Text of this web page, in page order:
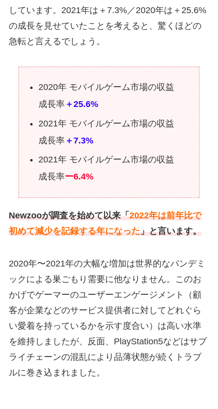
しています。2021年は＋7.3%／2020年は＋25.6%
の成長を見せていたことを考えると、驚くほどの
急転と言えるでしょう。
2020年 モバイルゲーム市場の収益
成長率＋25.6%
2021年 モバイルゲーム市場の収益
成長率＋7.3%
2021年 モバイルゲーム市場の収益
成長率ー6.4%
Newzooが調査を始めて以来「2022年は前年比で
初めて減少を記録する年になった」と言います。
2020年〜2021年の大幅な増加は世界的なパンデミ
ックによる巣ごもり需要に他なりません。このお
かげでゲーマーのユーザーエンゲージメント（顧
客が企業などのサービス提供者に対してどれぐら
い愛着を持っているかを示す度合い）は高い水準
を維持しましたが、反面、PlayStation5などはサプ
ライチェーンの混乱により品薄状態が続くトラブ
ルに巻き込まれました。